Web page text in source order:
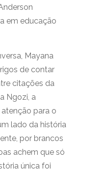
em educação
Mayana
de contar
citações da
Ngozi, a
para o
lado da história
por brancos
achem que só
única foi